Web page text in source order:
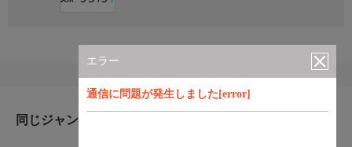
エラー
通信に問題が発生しました[error]
同じジャンルのおすすめ番組